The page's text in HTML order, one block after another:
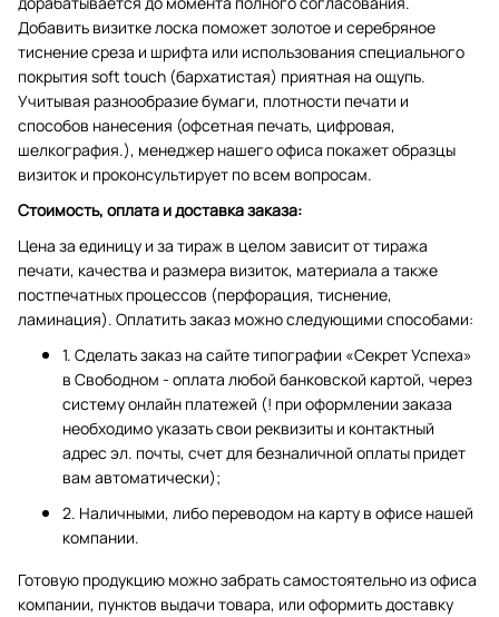
Добавить визитке лоска поможет золотое и серебряное
тиснение среза и шрифта или использования специального
покрытия soft touch (бархатистая) приятная на ощупь.
Учитывая разнообразие бумаги, плотности печати и
способов нанесения (офсетная печать, цифровая,
шелкография.), менеджер нашего офиса покажет образцы
визиток и проконсультирует по всем вопросам.
Стоимость, оплата и доставка заказа:
Цена за единицу и за тираж в целом зависит от тиража
печати, качества и размера визиток, материала а также
постпечатных процессов (перфорация, тиснение,
ламинация). Оплатить заказ можно следующими способами:
1. Сделать заказ на сайте типографии «Секрет Успеха»
в Свободном - оплата любой банковской картой, через
систему онлайн платежей (! при оформлении заказа
необходимо указать свои реквизиты и контактный
адрес эл. почты, счет для безналичной оплаты придет
вам автоматически);
2. Наличными, либо переводом на карту в офисе нашей
компании.
Готовую продукцию можно забрать самостоятельно из офиса
компании, пунктов выдачи товара, или оформить доставку